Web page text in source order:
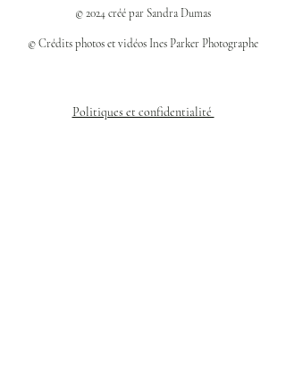
© 2024 créé par Sandra Dumas
© Crédits photos et vidéos Ines Parker Photographe
Politiques et confidentialité